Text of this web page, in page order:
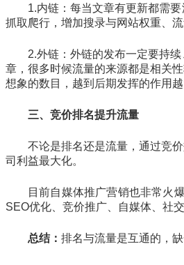
1.内链：每当文章有更新都需
抓取爬行，增加搜录与网站权重、流
2.外链：外链的发布一定要持
章，很多时候流量的来源都是相关
想象的数目，越到后期发挥的作用越
三、竞价排名提升流量
不论是排名还是流量，通过竞
司利益最大化。
目前自媒体推广营销也非常火
SEO优化、竞价推广、自媒体、社
总结： 排名与流量是互通的，